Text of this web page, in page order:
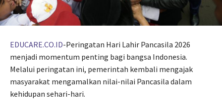
EDUCARE.CO.ID-Peringatan Hari Lahir Pancasila 2026
menjadi momentum penting bagi bangsa Indonesia.
Melalui peringatan ini, pemerintah kembali mengajak
masyarakat mengamalkan nilai-nilai Pancasila dalam
kehidupan sehari-hari.